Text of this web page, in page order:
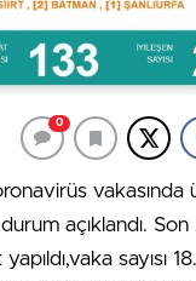
0
vakasında
açıklandı.
sayısı